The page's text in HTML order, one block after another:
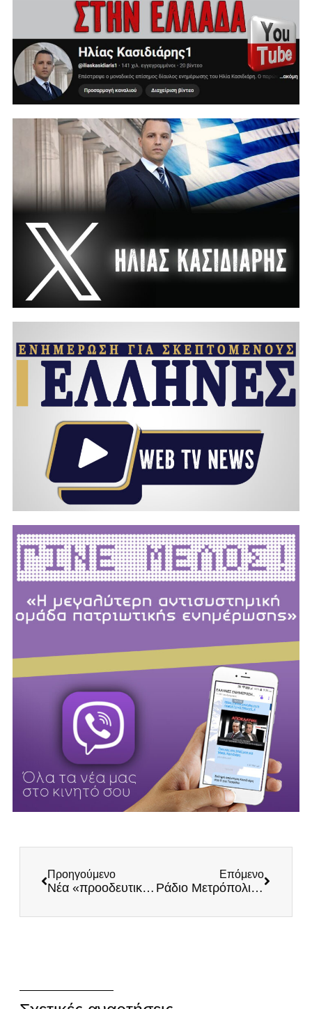
Προηγούμενο
Νέα «προοδευτική» πρωτοβουλία Κούλη: Φτιάχνει Επιτροπή για τους ΛΟΑΤΚΙ!
Επόμενο
Ράδιο Μετρόπολις 95.5: Συνέντευξη Ιατροδικαστή Ματθαίου Τσούγκα με αποκαλύψεις για κορωνοϊό